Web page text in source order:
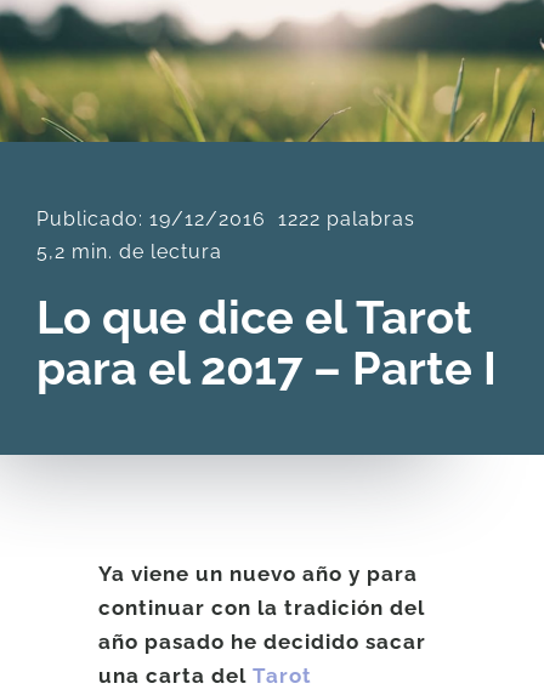
DESCARGAS
PRODUCTOS
ARTÍCULOS
ACERCA
CONTACTO
Carrito
Publicado: 19/12/2016
1222 palabras
5,2 min. de lectura
Lo que dice el Tarot
para el 2017 – Parte I
Ya viene un nuevo año y para
continuar con la tradición del
año pasado he decidido sacar
una carta delTarot